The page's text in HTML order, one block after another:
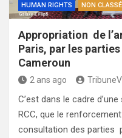
HUMAN RIGHTS
NON CLASSÉ
Appropriation de
Paris, par les
Cameroun
2 ans ago
C’est dans le cadre
RCC, que le
consultation des parties